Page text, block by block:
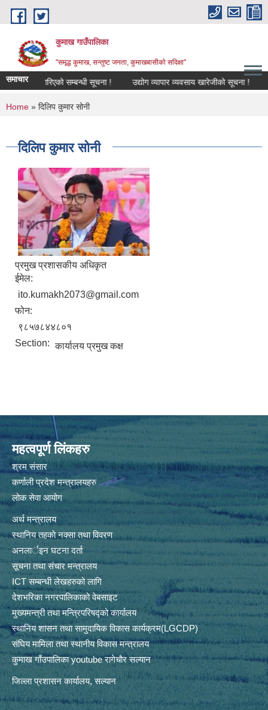
Skip to main content
कुमाख गाउँपालिका
"समृद्ध कुमाख, सन्तुष्ट जनता, कुमाखबासीको सदिक्षा"
समाचार
स्तरवृद्धि गरिएको सम्बन्धी सूचना ! उद्योग व्यापार व्यवसाय खारेजीको सूचना !
You are here
Home » दिलिप कुमार सोनी
दिलिप कुमार सोनी
प्रमुख प्रशासकीय अधिकृत
ईमेल:
ito.kumakh2073@gmail.com
फोन:
९८५७८४४८०१
Section: कार्यालय प्रमुख कक्ष
महत्वपूर्ण लिंकहरु
श्रम संसार
कर्णाली प्रदेश मन्त्रालयहरु
लोक सेवा आयोग
अर्थ मन्त्रालय
स्थानिय तहकाे नक्सा तथा विवरण
अनलार्इन घटना दर्ता
सूचना तथा संचार मन्त्रालय
ICT सम्बन्धी लेखहरुको लागि
देशभरिका नगरपालिकाको वेबसाइट
मुख्यमन्त्री तथा मन्त्रिपरिषद्को कार्यालय
स्थानिय शासन तथा सामुदायिक विकास कार्यक्रम(LGCDP)
संघिय मामिला तथा स्थानीय विकास मन्त्रालय
कुमाख गाँउपालिका youtube रागेचाैर सल्यान
जिल्ला प्रशासन कार्यालय, सल्यान